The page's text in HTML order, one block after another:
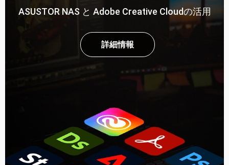
ASUSTOR NAS と Adobe Creative Cloudの活用
詳細情報